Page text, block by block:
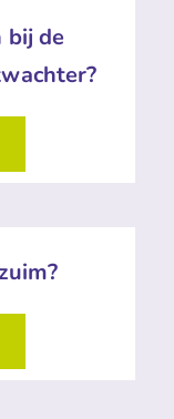
bij de